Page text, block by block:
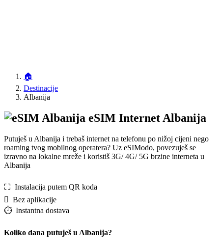
🏠
Destinacije
Albanija
eSIM Internet Albanija
Putuješ u Albanija i trebaš internet na telefonu po nižoj cijeni nego
roaming tvog mobilnog operatera? Uz eSIModo, povezuješ se
izravno na lokalne mreže i koristiš 3G/ 4G/ 5G brzine interneta u
Albanija
⛶️️ Instalacija putem QR koda
️ Bez aplikacije
⏱️️ Instantna dostava
Koliko dana putuješ u Albanija?